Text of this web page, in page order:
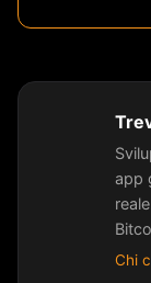
app
Chi